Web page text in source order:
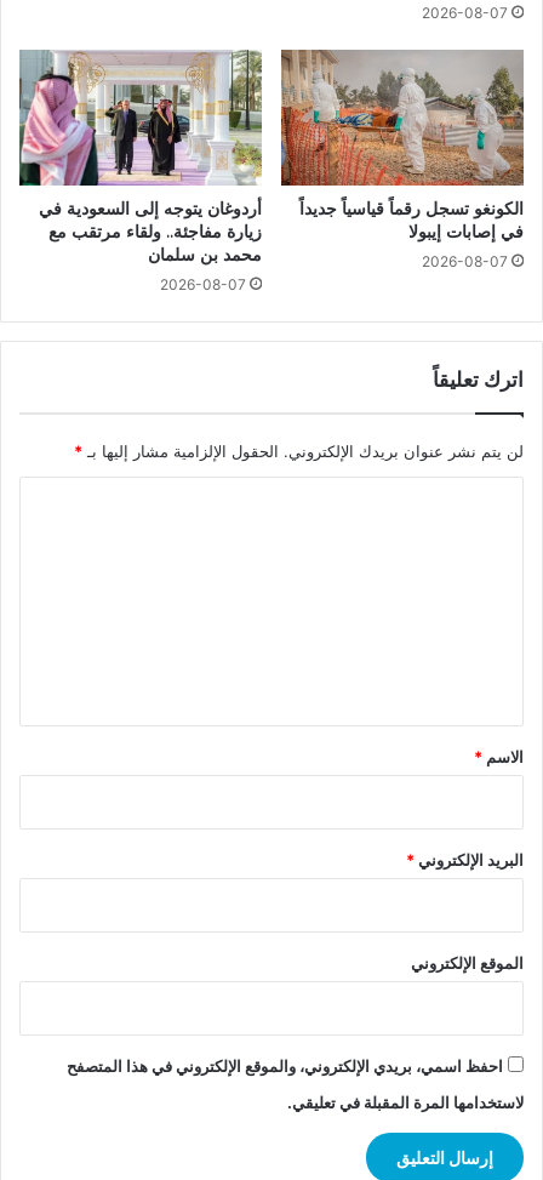
2026-08-07
الكونغو تسجل رقماً قياسياً جديداً
في إصابات إيبولا
2026-08-07
أردوغان يتوجه إلى السعودية في
زيارة مفاجئة.. ولقاء مرتقب مع
محمد بن سلمان
2026-08-07
اترك تعليقاً
لن يتم نشر عنوان بريدك الإلكتروني. الحقول الإلزامية مشار إليها بـ*
*
الاسم *
البريد الإلكتروني*
الموقع الإلكتروني
احفظ اسمي، بريدي الإلكتروني، والموقع الإلكتروني في هذا المتصفح
لاستخدامها المرة المقبلة في تعليقي.